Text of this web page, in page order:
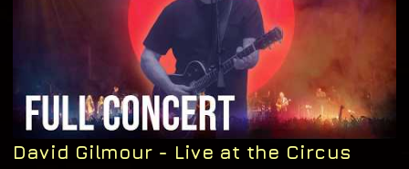
David Gilmour - Live at the Circus